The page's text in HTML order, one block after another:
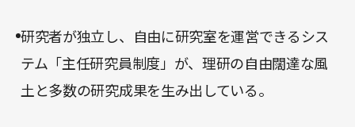
研究者が独立し、自由に研究室を運営できるシス
テム「主任研究員制度」が、理研の自由闊達な風
土と多数の研究成果を生み出している。